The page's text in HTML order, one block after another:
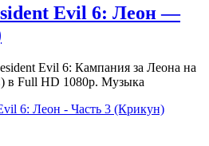
Evil 6: Леон —
Evil 6: Кампания за Леона на
в Full HD 1080p. Музыка